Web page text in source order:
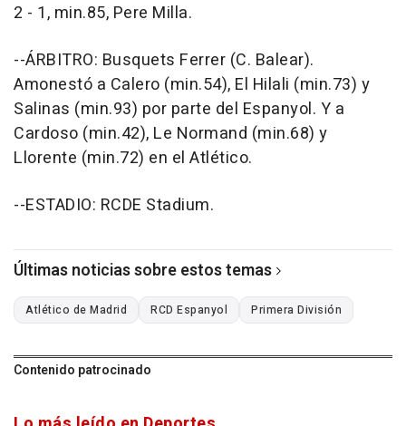
2 - 1, min.85, Pere Milla.
--ÁRBITRO: Busquets Ferrer (C. Balear).
Amonestó a Calero (min.54), El Hilali (min.73) y
Salinas (min.93) por parte del Espanyol. Y a
Cardoso (min.42), Le Normand (min.68) y
Llorente (min.72) en el Atlético.
--ESTADIO: RCDE Stadium.
Últimas noticias sobre estos temas
Atlético de Madrid RCD Espanyol Primera División
Contenido patrocinado